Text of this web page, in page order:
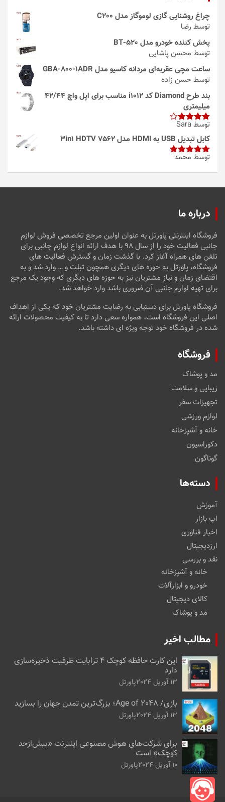
چراغ روشنایی گازی لوموگاز مدل C200
توسط رضا
پخش کننده خودرو مدل 520-BT
توسط محسن پاشایی
ساعت مچی عقربه‌ای مردانه کاسیو مدل GBA-800-1ADR
توسط حسن زاده
بند طرح Diamond کد i1012 مناسب برای اپل واچ 42/44
میلیمتری
امتیاز4
از 5
توسط Sara
کابل تبدیل USB به HDMI مدل 3in1 HDTV 7562
امتیاز5از
توسط محمد
درباره ما
فروشگاه اینترنتی پاورتل به عنوان اولین مرجع تخصصی فروش لوازم
جانبی فعالیت خود را از سال ۹۸ با هدف ارائه انواع لوازم جانبی برای
تلفن های همراه آغاز کرد. با گذشت زمان و گسترش فعالیت های
فروشگاه، پاورتل به حوزه های دیگری همچون تبلت و … وارد شد و به
اقتضای زمان و نیاز مشتریان نیز به حوزه های دیگری که وجود یک مرجع
برای تهیه لوازم جانبی آن ضروری باشد وارد خواهد شد.
فروشگاه پاورتل برای دستیابی به رضایت مشتریان خود که یکی از اهداف
اصلی این فروشگاه است، همواره سعی دارد تا به کیفیت محصولات ارائه
شده در فروشگاه خود توجه ویژه ای داشته باشد.
فروشگاه
مد و پوشاک
زیبایی و سلامت
تجهیزات سفر
لوازم ورزشی
خانه و آشپزخانه
دکوراسیون
گوناگون
دسته‌ها
آموزش
اپ بازار
اخبار فناوری
ارزدیجیتال
نقد و بررسی
خانه و آشپزخانه
خودرو و ابزارآلات
کالای دیجیتال
مد و پوشاک
مطالب اخیر
این کارت حافظه کوچک ۴ ترابایت ظرفیت ذخیره‌سازی
دارد
13 آوریل 2024 پاورتل
بازی/ Age of 2048؛ بزرگ‌ترین تمدن جهان را بسازید
13 آوریل 2024 پاورتل
برای شرکت‌های هوش مصنوعی اینترنت «بیش‌از‌حد
کوچک» است
10 آوریل 2024 پاورتل